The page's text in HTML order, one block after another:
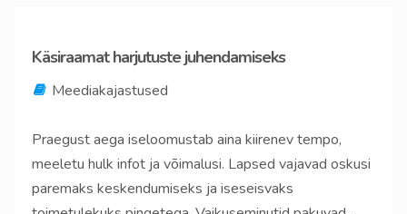
Käsiraamat harjutuste juhendamiseks
Meediakajastused
Praegust aega iseloomustab aina kiirenev tempo,
meeletu hulk infot ja võimalusi. Lapsed vajavad oskusi
paremaks keskendumiseks ja iseseisvaks